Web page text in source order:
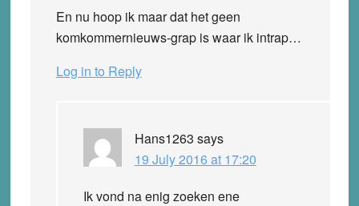
En nu hoop ik maar dat het geen
komkommernieuws-grap is waar ik intrap…
Log in to Reply
Hans1263 says
19 July 2016 at 17:20
Ik vond na enig zoeken ene